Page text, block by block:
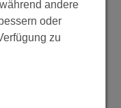
08:00 bis 18:00;
andere
oder
zu